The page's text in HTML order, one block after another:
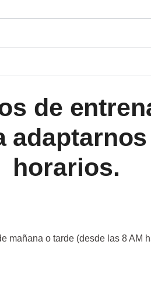
de
horarios.
mañana o tarde (desde las 8 AM